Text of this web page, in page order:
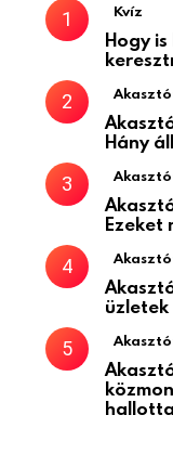
Kvíz
Hogy
Hány
Ezeket
üzletek